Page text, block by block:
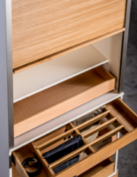
im modernen
Innenausbau